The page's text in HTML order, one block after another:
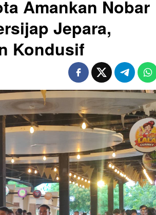
Amankan Nobar
Jepara,
Kondusif